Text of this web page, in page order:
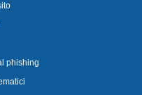
phishing